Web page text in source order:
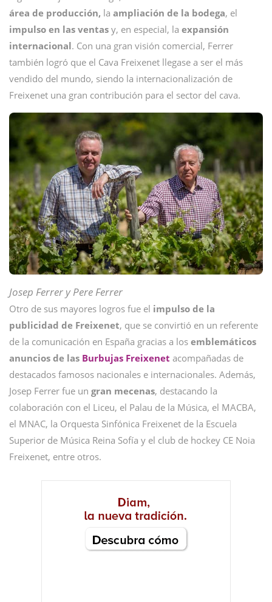
área de producción, la ampliación de la bodega, el
impulso en las ventas y, en especial, la expansión
internacional. Con una gran visión comercial, Ferrer
también logró que el Cava Freixenet llegase a ser el más
vendido del mundo, siendo la internacionalización de
Freixenet una gran contribución para el sector del cava.
Josep Ferrer y Pere Ferrer
Otro de sus mayores logros fue el impulso de la
publicidad de Freixenet, que se convirtió en un referente
de la comunicación en España gracias a los emblemáticos
anuncios de las Burbujas Freixenet acompañadas de
destacados famosos nacionales e internacionales. Además,
Josep Ferrer fue un gran mecenas, destacando la
colaboración con el Liceu, el Palau de la Música, el MACBA,
el MNAC, la Orquesta Sinfónica Freixenet de la Escuela
Superior de Música Reina Sofía y el club de hockey CE Noia
Freixenet, entre otros.